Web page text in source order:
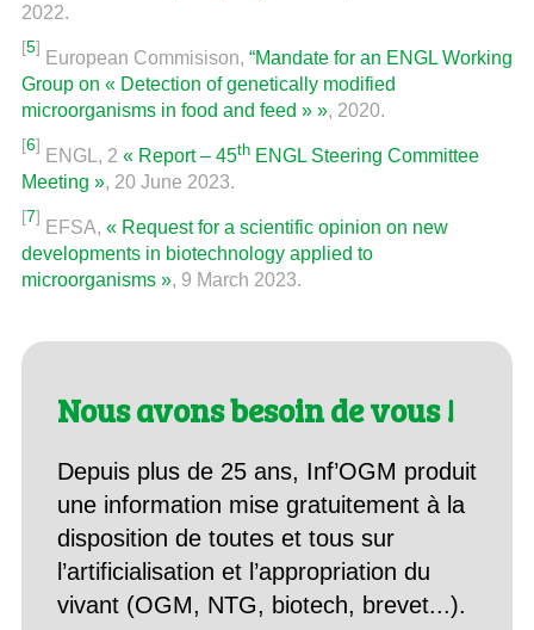
2022.
[5]
European Commisison, “Mandate for an ENGL Working
Group on « Detection of genetically modified
microorganisms in food and feed » », 2020.
[6]
ENGL, 2 « Report – 45thENGL Steering Committee
Meeting », 20 June 2023.
[7]
EFSA, « Request for a scientific opinion on new
developments in biotechnology applied to
microorganisms », 9 March 2023.
Nous avons besoin de vous !
Depuis plus de 25 ans, Inf’OGM produit
une information mise gratuitement à la
disposition de toutes et tous sur
l’artificialisation et l’appropriation du
vivant (OGM, NTG, biotech, brevet...).